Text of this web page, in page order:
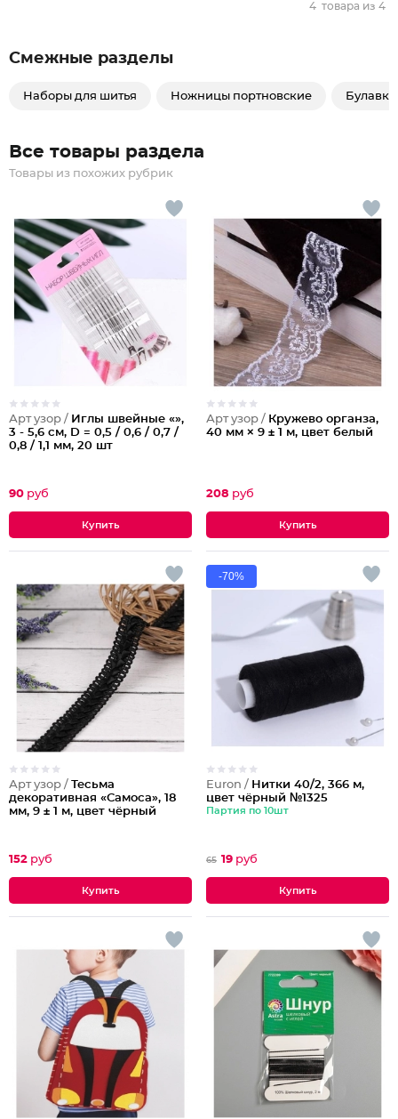
4 товара из 4
Смежные разделы
Наборы для шитья Ножницы портновские Булавки
Все товары раздела
Товары из похожих рубрик
Арт узор / Иглы швейные «»,
3 - 5,6 см, D = 0,5 / 0,6 / 0,7 /
0,8 / 1,1 мм, 20 шт
90 руб
Арт узор / Кружево органза,
40 мм × 9 ± 1 м, цвет белый
208 руб
Арт узор / Тесьма
декоративная «Самоса», 18
мм, 9 ± 1 м, цвет чёрный
152 руб
-70%
Euron / Нитки 40/2, 366 м,
цвет чёрный №1325
Партия по 10шт
65 19 руб